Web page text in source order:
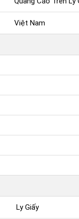
Việt Nam
Ly Giấy